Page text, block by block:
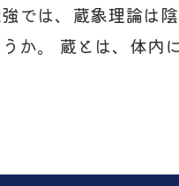
では、蔵象理論は
か。 蔵とは、体内